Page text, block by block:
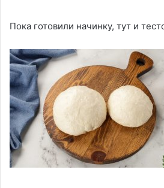
Пока готовили начинку, тут и